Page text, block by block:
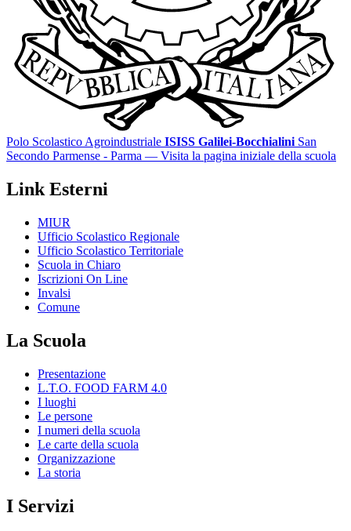
Polo Scolastico Agroindustriale ISISS Galilei-Bocchialini San
Secondo Parmense - Parma — Visita la pagina iniziale della scuola
Link Esterni
MIUR
Ufficio Scolastico Regionale
Ufficio Scolastico Territoriale
Scuola in Chiaro
Iscrizioni On Line
Invalsi
Comune
La Scuola
Presentazione
L.T.O. FOOD FARM 4.0
I luoghi
Le persone
I numeri della scuola
Le carte della scuola
Organizzazione
La storia
I Servizi